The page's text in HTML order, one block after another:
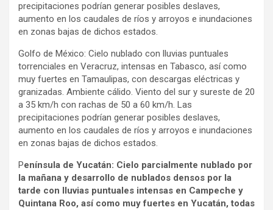
precipitaciones podrían generar posibles deslaves,
aumento en los caudales de ríos y arroyos e inundaciones
en zonas bajas de dichos estados.
Golfo de México: Cielo nublado con lluvias puntuales
torrenciales en Veracruz, intensas en Tabasco, así como
muy fuertes en Tamaulipas, con descargas eléctricas y
granizadas. Ambiente cálido. Viento del sur y sureste de 20
a 35 km/h con rachas de 50 a 60 km/h. Las
precipitaciones podrían generar posibles deslaves,
aumento en los caudales de ríos y arroyos e inundaciones
en zonas bajas de dichos estados.
Península de Yucatán: Cielo parcialmente nublado por
la mañana y desarrollo de nublados densos por la
tarde con lluvias puntuales intensas en Campeche y
Quintana Roo, así como muy fuertes en Yucatán, todas